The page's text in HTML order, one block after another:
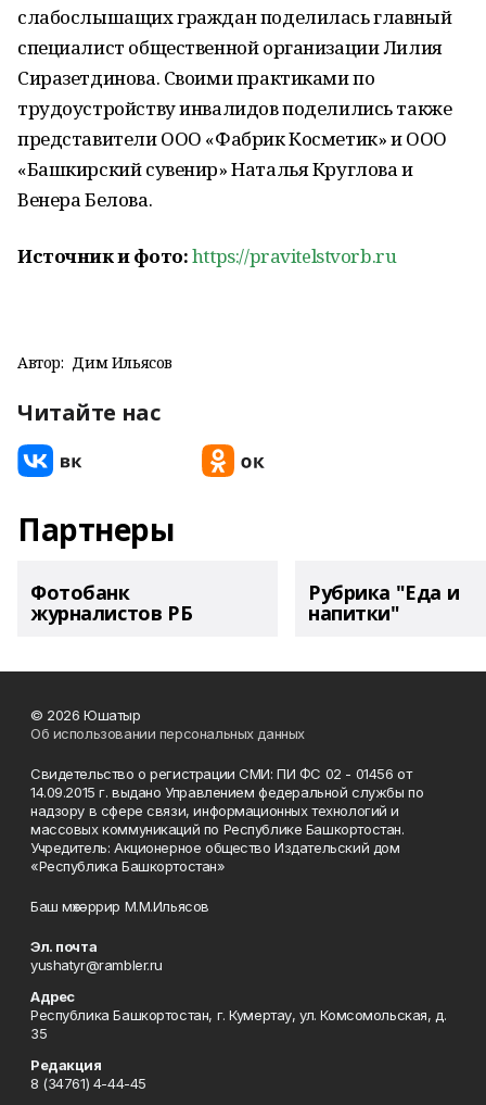
слабослышащих граждан поделилась главный
специалист общественной организации Лилия
Сиразетдинова. Своими практиками по
трудоустройству инвалидов поделились также
представители ООО «Фабрик Косметик» и ООО
«Башкирский сувенир» Наталья Круглова и
Венера Белова.
Источник и фото:https://pravitelstvorb.ru
Автор: Дим Ильясов
Читайте нас
Партнеры
Фотобанк
журналистов РБ
Рубрика "Еда и
напитки"
© 2026 Юшатыр
Об использовании персональных данных
Свидетельство о регистрации СМИ: ПИ ФС 02 - 01456 от
14.09.2015 г. выдано Управлением федеральной службы по
надзору в сфере связи, информационных технологий и
массовых коммуникаций по Республике Башкортостан.
Учредитель: Акционерное общество Издательский дом
«Республика Башкортостан»
Баш мөхәррир М.М.Ильясов
Эл. почта
yushatyr@rambler.ru
Адрес
Республика Башкортостан, г. Кумертау, ул. Комсомольская, д.
35
Редакция
8 (34761) 4-44-45